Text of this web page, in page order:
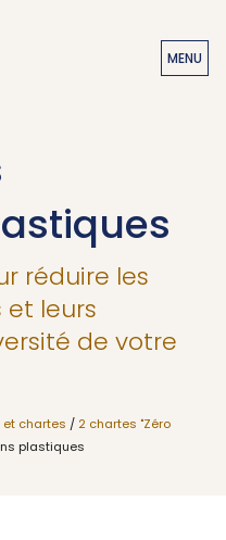
MENU
réduire les
leurs
de votre
et chartes / 2 chartes "Zéro
plastiques